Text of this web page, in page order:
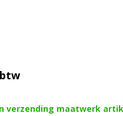
verzending maatwerk